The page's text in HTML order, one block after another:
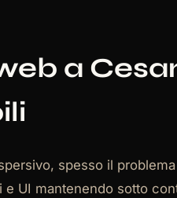
a
spesso il
UI mantenendo sotto